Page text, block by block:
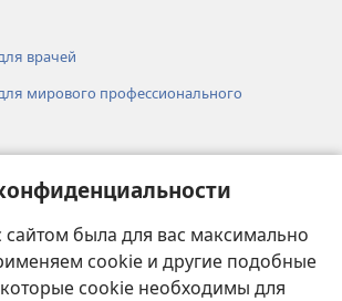
сайтом была для вас максимально
cookie и другие подобные
cookie необходимы для
врачей
мирового профессионального
Сторожевой башни